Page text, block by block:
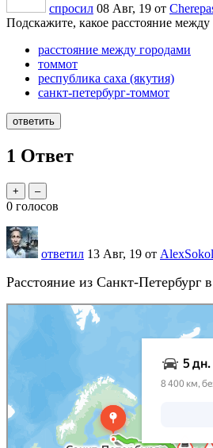
спросил 08 Авг, 19 от
Подскажите, какое расстояние
расстояние между городами
томмот
республика саха (якутия)
санкт-петербург-томмот
1 Ответ
0 голосов
ответил 13 Авг, 19 от AlexSokol
Расстояние из Санкт-Петербург в